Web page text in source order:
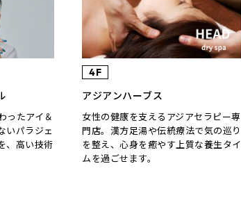
ったアイ＆
いパラジェ
、高い技術
4F
アジアンハーブス
女性の健康を支えるアジアセラピー専
門店。漢方足湯や伝統療法で気の巡り
を整え、心身を癒やす上質な養生タイ
ムを過ごせます。